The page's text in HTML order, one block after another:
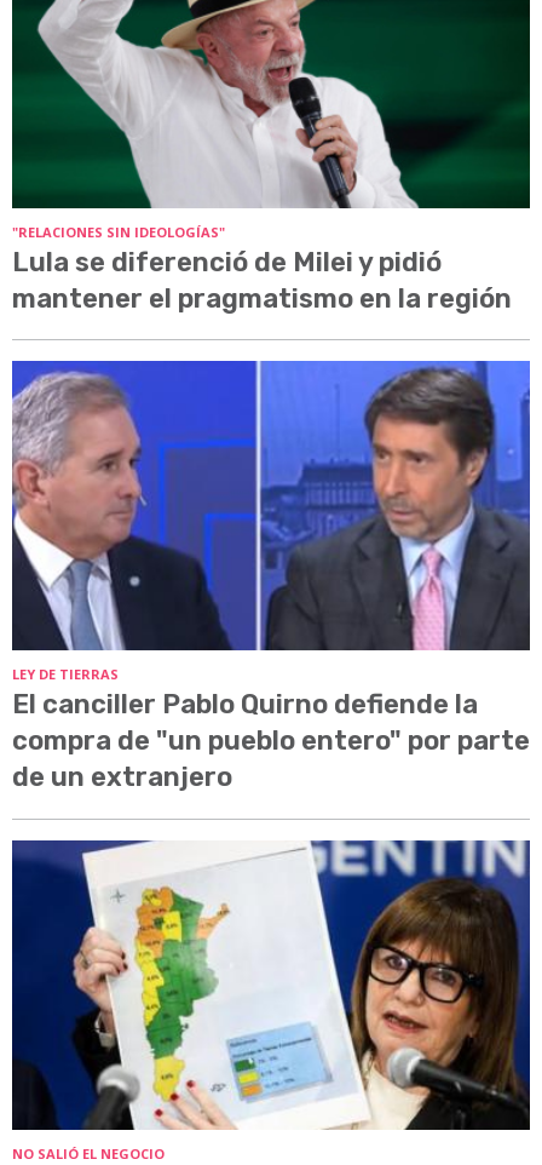
"RELACIONES SIN IDEOLOGÍAS"
Lula se diferenció de Milei y pidió
mantener el pragmatismo en la región
LEY DE TIERRAS
El canciller Pablo Quirno defiende la
compra de "un pueblo entero" por parte
de un extranjero
NO SALIÓ EL NEGOCIO